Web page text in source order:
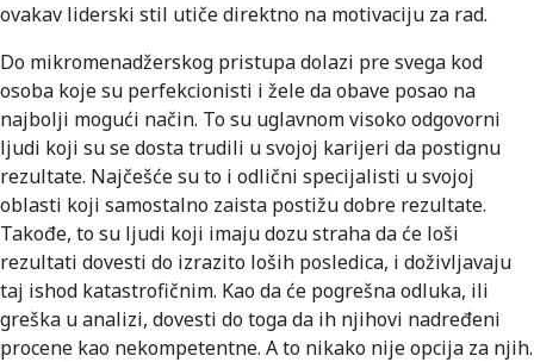
ovakav liderski stil utiče direktno na motivaciju za rad.
Do mikromenadžerskog pristupa dolazi pre svega kod
osoba koje su perfekcionisti i žele da obave posao na
najbolji mogući način. To su uglavnom visoko odgovorni
ljudi koji su se dosta trudili u svojoj karijeri da postignu
rezultate. Najčešće su to i odlični specijalisti u svojoj
oblasti koji samostalno zaista postižu dobre rezultate.
Takođe, to su ljudi koji imaju dozu straha da će loši
rezultati dovesti do izrazito loših posledica, i doživljavaju
taj ishod katastrofičnim. Kao da će pogrešna odluka, ili
greška u analizi, dovesti do toga da ih njihovi nadređeni
procene kao nekompetentne. A to nikako nije opcija za njih.